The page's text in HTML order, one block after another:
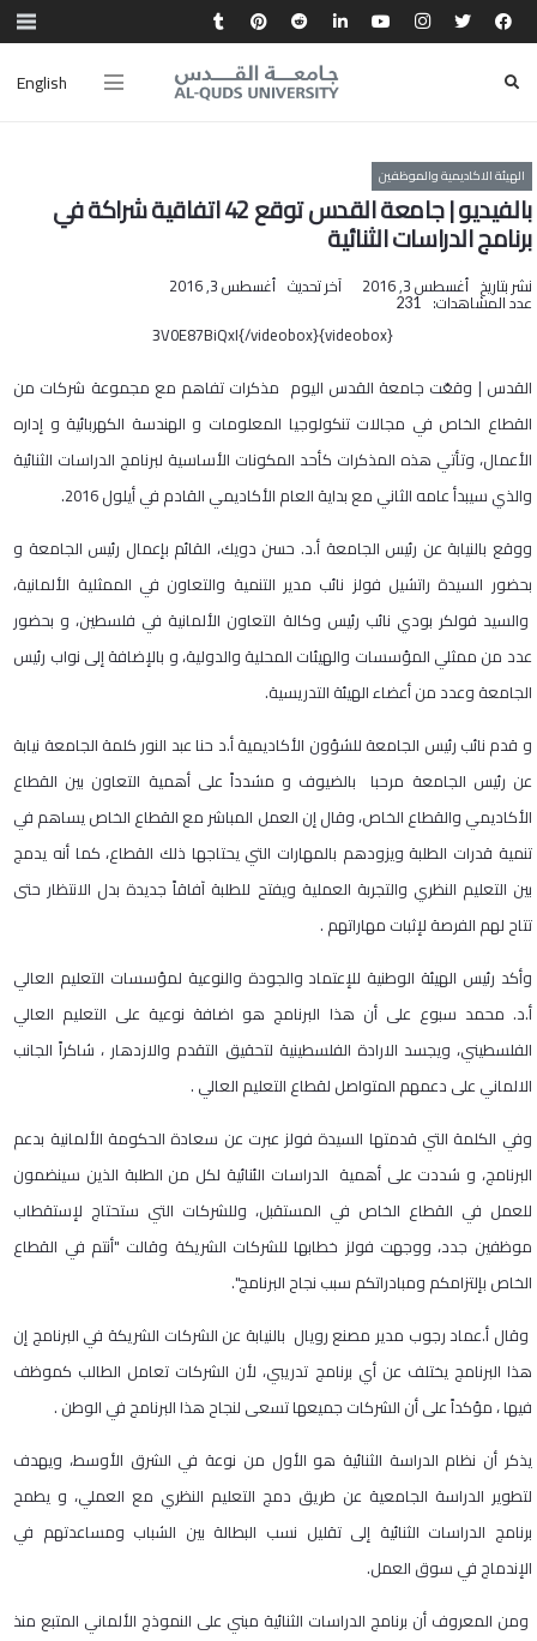
English
الهيئة الاكاديمية والموظفين
بالفيديو | جامعة القدس توقع 42 اتفاقية شراكة في
برنامج الدراسات الثنائية
نشر بتاريخ أغسطس 3, 2016 آخر تحديث أغسطس 3, 2016
عدد المشاهدات: 231
{videobox}3V0E87BiQxI{/videobox}
القدس | وقعّت جامعة القدس اليوم مذكرات تفاهم مع مجموعة شركات من
القطاع الخاص في مجالات تنكولوجيا المعلومات و الهندسة الكهربائية و إداره
الأعمال، وتأتي هذه المذكرات كأحد المكونات الأساسية لبرنامج الدراسات الثنائية
والذي سيبدأ عامه الثاني مع بداية العام الأكاديمي القادم في أيلول 2016.
ووقع بالنيابة عن رئيس الجامعة أ.د. حسن دويك، القائم بإعمال رئيس الجامعة و
بحضور السيدة راتشيل فولز نائب مدير التنمية والتعاون في الممثلية الألمانية،
والسيد فولكر بودي نائب رئيس وكالة التعاون الألمانية في فلسطين، و بحضور
عدد من ممثلي المؤسسات والهيئات المحلية والدولية، و بالإضافة إلى نواب رئيس
الجامعة وعدد من أعضاء الهيئة التدريسية.
و قدم نائب رئيس الجامعة للشؤون الأكاديمية أ.د حنا عبد النور كلمة الجامعة نيابة
عن رئيس الجامعة مرحبا بالضيوف و مشدداً على أهمية التعاون بين القطاع
الأكاديمي والقطاع الخاص، وقال إن العمل المباشر مع القطاع الخاص يساهم في
تنمية قدرات الطلبة ويزودهم بالمهارات التي يحتاجها ذلك القطاع، كما أنه يدمج
بين التعليم النظري والتجربة العملية ويفتح للطلبة آفاقاً جديدة بدل الانتظار حتى
تتاح لهم الفرصة لإثبات مهاراتهم .
وأكد رئيس الهيئة الوطنية للإعتماد والجودة والنوعية لمؤسسات التعليم العالي
أ.د. محمد سبوع على أن هذا البرنامج هو اضافة نوعية على التعليم العالي
الفلسطيني، ويجسد الارادة الفلسطينية لتحقيق التقدم والازدهار ، شاكراً الجانب
الالماني على دعمهم المتواصل لقطاع التعليم العالي .
وفي الكلمة التي قدمتها السيدة فولز عبرت عن سعادة الحكومة الألمانية بدعم
البرنامج، و شددت على أهمية الدراسات الئنائية لكل من الطلبة الذين سينضمون
للعمل في القطاع الخاص في المستقبل، وللشركات التي ستحتاج لإستقطاب
موظفين جدد، ووجهت فولز خطابها للشركات الشريكة وقالت "أنتم في القطاع
الخاص بإلتزامكم ومبادراتكم سبب نجاح البرنامج".
وقال أ.عماد رجوب مدير مصنع رويال بالنيابة عن الشركات الشريكة في البرنامج إن
هذا البرنامج يختلف عن أي برنامج تدريبي، لأن الشركات تعامل الطالب كموظف
فيها ، مؤكداً على أن الشركات جميعها تسعى لنجاح هذا البرنامج في الوطن .
يذكر أن نظام الدراسة الثنائية هو الأول من نوعة في الشرق الأوسط، ويهدف
لتطوير الدراسة الجامعية عن طريق دمج التعليم النظري مع العملي، و يطمح
برنامج الدراسات الثنائية إلى تقليل نسب البطالة بين الشباب ومساعدتهم في
الإندماج في سوق العمل.
ومن المعروف أن برنامج الدراسات الثنائية مبني على النموذج الألماني المتبع منذ